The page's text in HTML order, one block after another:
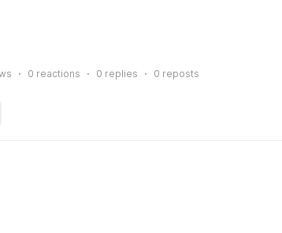
0 reactions 0 replies 0 reposts